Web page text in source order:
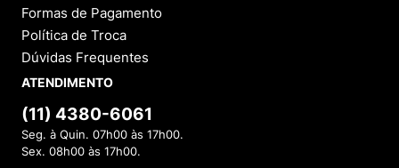
Formas de Pagamento
Política de Troca
Dúvidas Frequentes
ATENDIMENTO
(11) 4380-6061
Seg. à Quin. 07h00 às 17h00.
Sex. 08h00 às 17h00.